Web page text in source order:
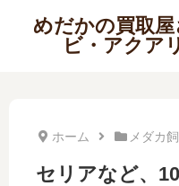
めだかの買取
ビ・アクア
ホーム メダカ
セリアなど、